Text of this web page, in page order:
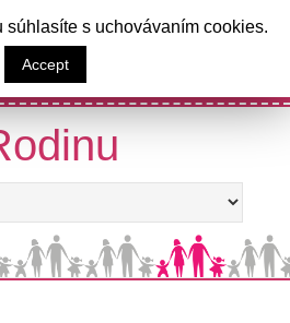
Národnej rady
republiky
súhlasíte s uchovávaním cookies.
Accept